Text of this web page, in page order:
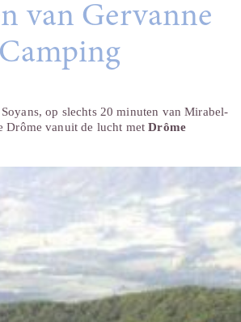
van Gervanne
Camping
op slechts 20 minuten van Mirabel-
Drôme vanuit de lucht metDrôme